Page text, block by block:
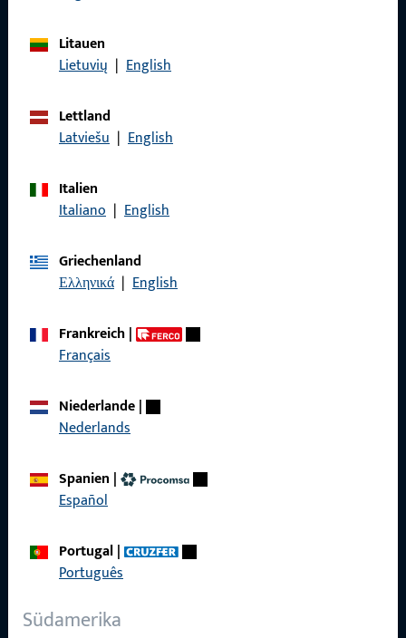
Litauen
Lietuvių | English
Lettland
Latviešu | English
Italien
Italiano | English
Griechenland
Ελληνικά | English
Frankreich|
Français
Niederlande|
Nederlands
Spanien |
Español
Portugal|
Português
Südamerika
Allgemeines
Datenschutz
Schnelleinstieg
Kontakt